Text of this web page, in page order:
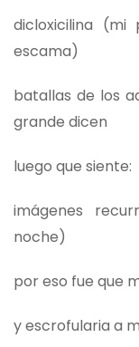
dicloxicilina
escama)
batallas de los
grande dicen
luego que siente:
imágenes
noche)
por eso fue que
y escrofularia a